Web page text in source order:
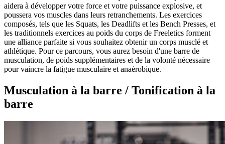
aidera à développer votre force et votre puissance explosive, et
poussera vos muscles dans leurs retranchements. Les exercices
composés, tels que les Squats, les Deadlifts et les Bench Presses, et
les traditionnels exercices au poids du corps de Freeletics forment
une alliance parfaite si vous souhaitez obtenir un corps musclé et
athlétique. Pour ce parcours, vous aurez besoin d'une barre de
musculation, de poids supplémentaires et de la volonté nécessaire
pour vaincre la fatigue musculaire et anaérobique.
Musculation à la barre / Tonification à la
barre